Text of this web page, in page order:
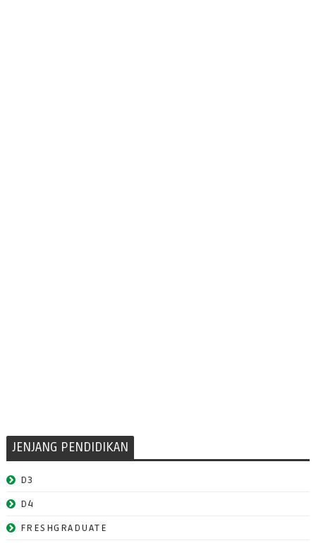
JENJANG PENDIDIKAN
D3
D4
FRESHGRADUATE